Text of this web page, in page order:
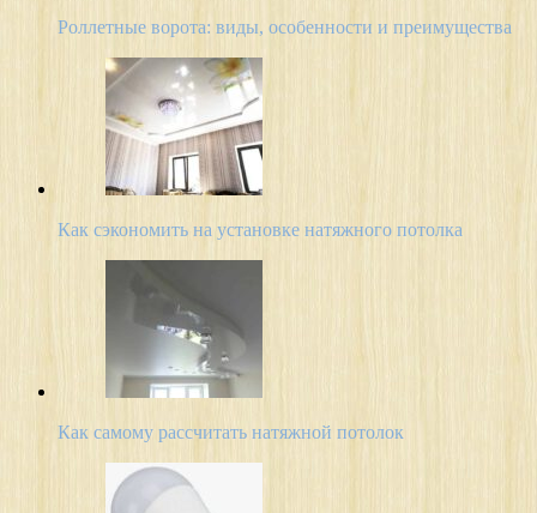
Роллетные ворота: виды, особенности и преимущества
Как сэкономить на установке натяжного потолка
Как самому рассчитать натяжной потолок